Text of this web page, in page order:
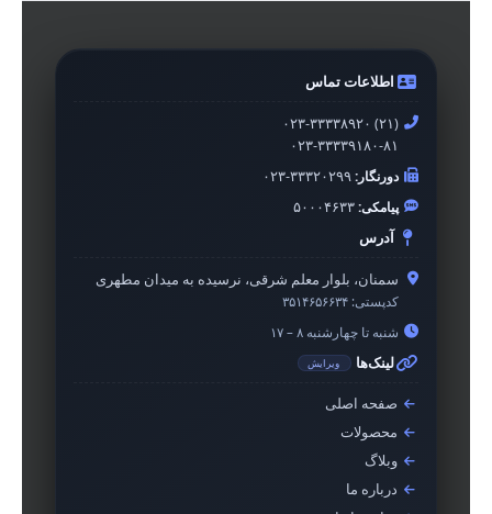
اطلاعات تماس
۰۲۳-۳۳۳۳۸۹۲۰ (۲۱)
۰۲۳-۳۳۳۳۹۱۸۰-۸۱
دورنگار:۰۲۳-۳۳۳۲۰۲۹۹
پیامکی:۵۰۰۰۴۶۳۳
آدرس
سمنان، بلوار معلم شرقی، نرسیده به میدان مطهری
کدپستی: ۳۵۱۴۶۵۶۶۳۴
شنبه تا چهارشنبه ۸ – ۱۷
لینک‌ها ویرایش
صفحه اصلی
محصولات
وبلاگ
درباره ما